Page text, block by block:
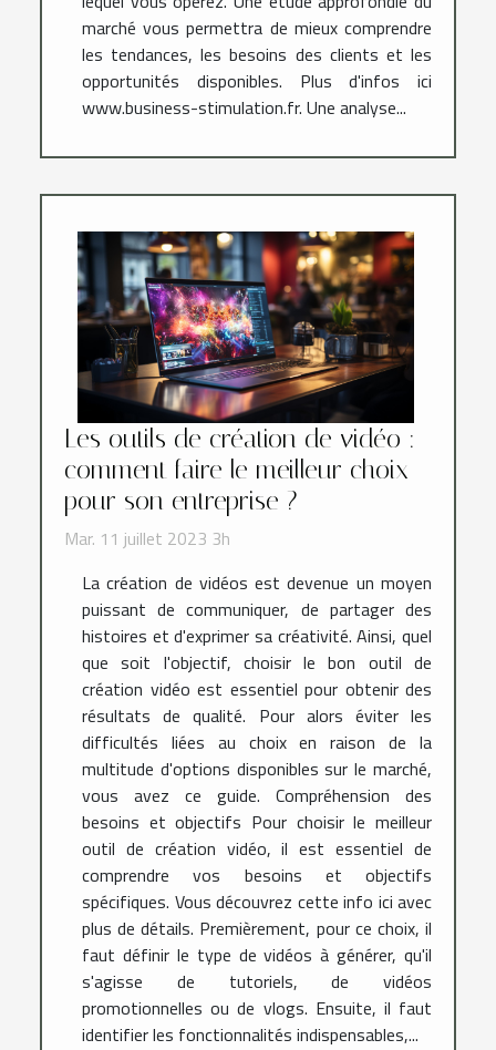
marché vous permettra de mieux comprendre
les tendances, les besoins des clients et les
opportunités disponibles. Plus d'infos ici
www.business-stimulation.fr. Une analyse...
Les outils de création de vidéo :
comment faire le meilleur choix
pour son entreprise ?
Mar. 11 juillet 2023 3h
La création de vidéos est devenue un moyen
puissant de communiquer, de partager des
histoires et d'exprimer sa créativité. Ainsi, quel
que soit l'objectif, choisir le bon outil de
création vidéo est essentiel pour obtenir des
résultats de qualité. Pour alors éviter les
difficultés liées au choix en raison de la
multitude d'options disponibles sur le marché,
vous avez ce guide. Compréhension des
besoins et objectifs Pour choisir le meilleur
outil de création vidéo, il est essentiel de
comprendre vos besoins et objectifs
spécifiques. Vous découvrez cette info ici avec
plus de détails. Premièrement, pour ce choix, il
faut définir le type de vidéos à générer, qu'il
s'agisse de tutoriels, de vidéos
promotionnelles ou de vlogs. Ensuite, il faut
identifier les fonctionnalités indispensables,...